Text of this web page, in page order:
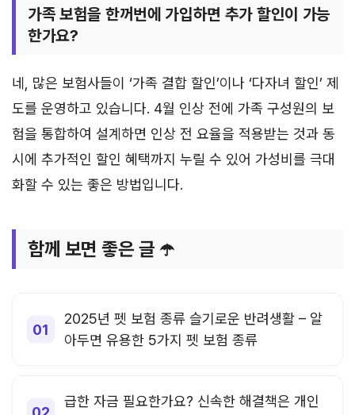
가족 보험을 한꺼번에 가입하면 추가 할인이 가능
한가요?
네, 많은 보험사들이 ‘가족 결합 할인’이나 ‘다자녀 할인’ 제
도를 운영하고 있습니다. 4월 인상 전에 가족 구성원의 보
험을 통합하여 설계하면 인상 전 요율을 적용받는 것과 동
시에 추가적인 할인 혜택까지 누릴 수 있어 가성비를 극대
화할 수 있는 좋은 방법입니다.
함께 보면 좋은 글 ☂️
2025년 펫 보험 종류 슬기로운 반려생활 – 알
아두면 유용한 5가지 펫 보험 종류
급한 자금 필요한가요? 신속한 해결책은 개인